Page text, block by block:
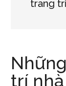
trang
trí